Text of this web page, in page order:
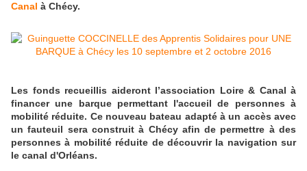
Canal à Chécy.
Les fonds recueillis aideront l’association Loire & Canal à
financer une barque permettant l'accueil de personnes à
mobilité réduite. Ce nouveau bateau adapté à un accès avec
un fauteuil sera construit à Chécy afin de permettre à des
personnes à mobilité réduite de découvrir la navigation sur
le canal d'Orléans.